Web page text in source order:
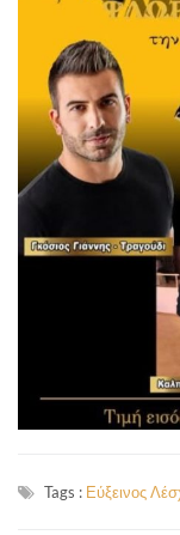
Tags : Εύξεινος